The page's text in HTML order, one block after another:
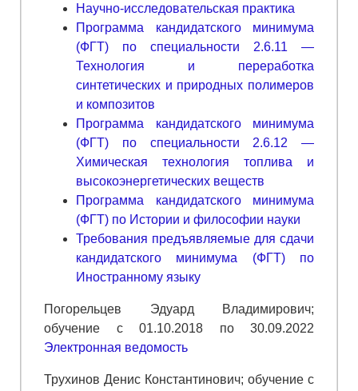
Научно-исследовательская практика
Программа кандидатского минимума
(ФГТ) по специальности 2.6.11 —
Технология и переработка
синтетических и природных полимеров
и композитов
Программа кандидатского минимума
(ФГТ) по специальности 2.6.12 —
Химическая технология топлива и
высокоэнергетических веществ
Программа кандидатского минимума
(ФГТ) по Истории и философии науки
Требования предъявляемые для сдачи
кандидатского минимума (ФГТ) по
Иностранному языку
Погорельцев Эдуард Владимирович;
обучение с 01.10.2018 по 30.09.2022
Электронная ведомость
Трухинов Денис Константинович; обучение с